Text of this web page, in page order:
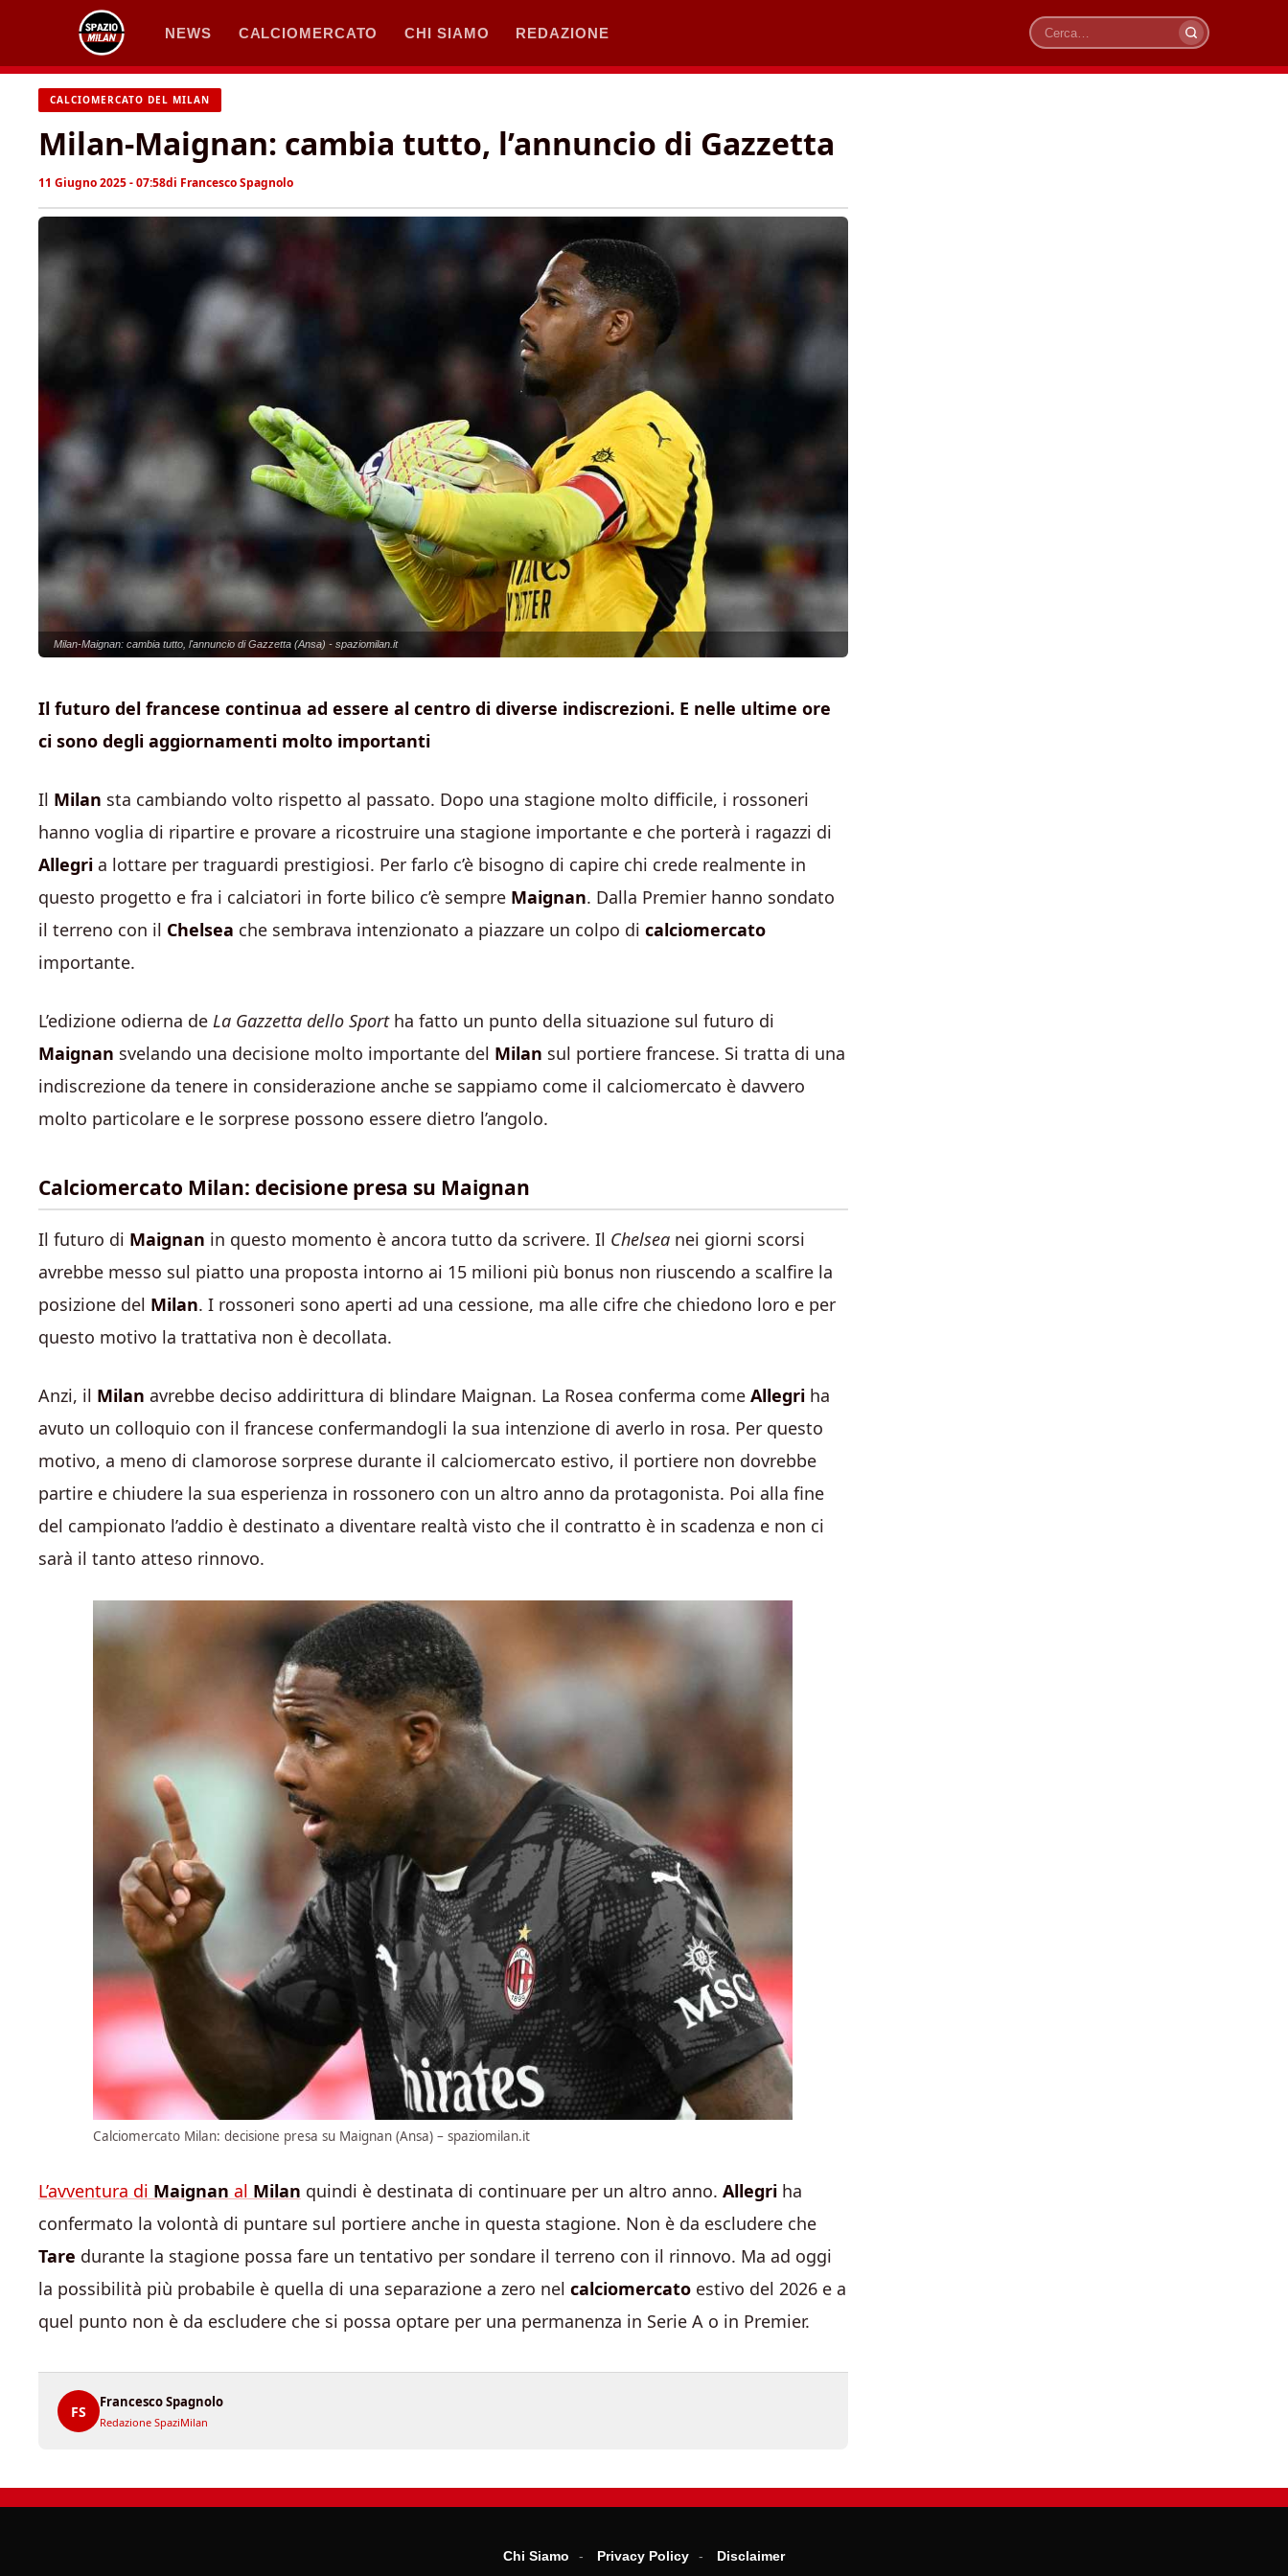
contenuto
NEWS CALCIOMERCATO CHI SIAMO REDAZIONE
Cerca
CALCIOMERCATO DEL MILAN
Milan-Maignan: cambia tutto, l’annuncio di Gazzetta
11 Giugno 2025 - 07:58di Francesco Spagnolo
Milan-Maignan: cambia tutto, l'annuncio di Gazzetta (Ansa) - spaziomilan.it
Il futuro del francese continua ad essere al centro di diverse indiscrezioni. E nelle ultime ore
ci sono degli aggiornamenti molto importanti
Il Milan sta cambiando volto rispetto al passato. Dopo una stagione molto difficile, i rossoneri
hanno voglia di ripartire e provare a ricostruire una stagione importante e che porterà i ragazzi di
Allegri a lottare per traguardi prestigiosi. Per farlo c’è bisogno di capire chi crede realmente in
questo progetto e fra i calciatori in forte bilico c’è sempre Maignan. Dalla Premier hanno sondato
il terreno con il Chelsea che sembrava intenzionato a piazzare un colpo di calciomercato
importante.
L’edizione odierna de La Gazzetta dello Sportha fatto un punto della situazione sul futuro di
Maignan svelando una decisione molto importante del Milan sul portiere francese. Si tratta di una
indiscrezione da tenere in considerazione anche se sappiamo come il calciomercato è davvero
molto particolare e le sorprese possono essere dietro l’angolo.
Calciomercato Milan: decisione presa su Maignan
Il futuro di Maignan in questo momento è ancora tutto da scrivere. Il Chelsea nei giorni scorsi
avrebbe messo sul piatto una proposta intorno ai 15 milioni più bonus non riuscendo a scalfire la
posizione del Milan. I rossoneri sono aperti ad una cessione, ma alle cifre che chiedono loro e per
questo motivo la trattativa non è decollata.
Anzi, il Milan avrebbe deciso addirittura di blindare Maignan. La Rosea conferma come Allegri ha
avuto un colloquio con il francese confermandogli la sua intenzione di averlo in rosa. Per questo
motivo, a meno di clamorose sorprese durante il calciomercato estivo, il portiere non dovrebbe
partire e chiudere la sua esperienza in rossonero con un altro anno da protagonista. Poi alla fine
del campionato l’addio è destinato a diventare realtà visto che il contratto è in scadenza e non ci
sarà il tanto atteso rinnovo.
Calciomercato Milan: decisione presa su Maignan (Ansa) – spaziomilan.it
L’avventura di Maignan al Milan quindi è destinata di continuare per un altro anno. Allegri ha
confermato la volontà di puntare sul portiere anche in questa stagione. Non è da escludere che
Tare durante la stagione possa fare un tentativo per sondare il terreno con il rinnovo. Ma ad oggi
la possibilità più probabile è quella di una separazione a zero nel calciomercato estivo del 2026 e a
quel punto non è da escludere che si possa optare per una permanenza in Serie A o in Premier.
FS
Francesco Spagnolo
Redazione SpaziMilan
Chi Siamo Privacy Policy Disclaimer